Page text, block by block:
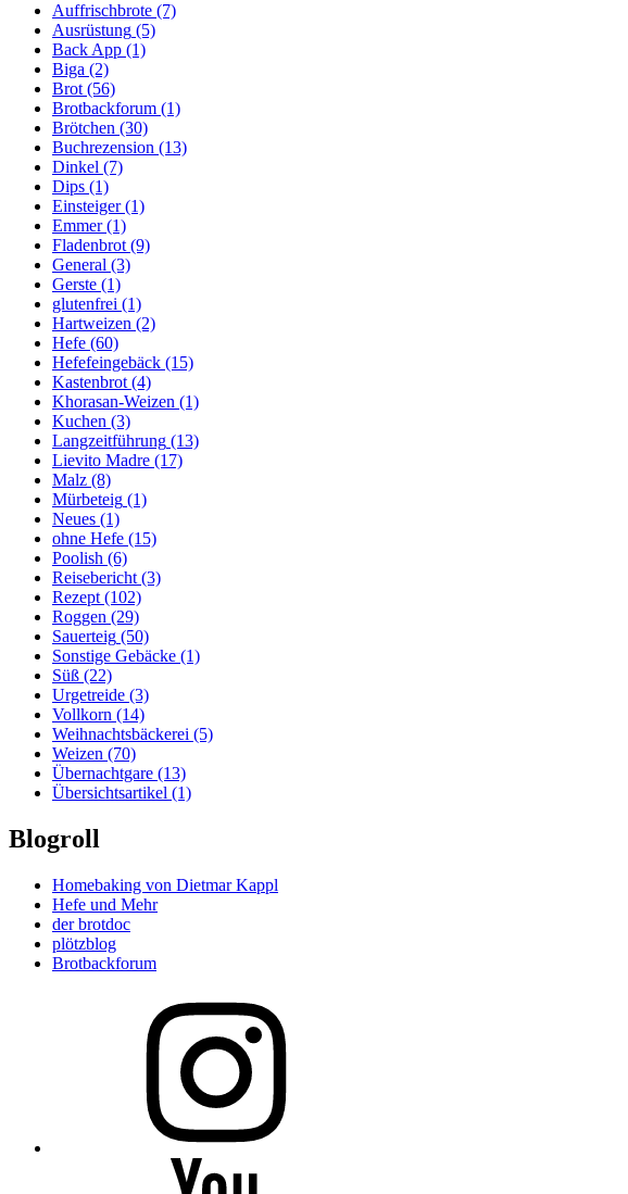
Auffrischbrote (7)
Ausrüstung (5)
Back App (1)
Biga (2)
Brot (56)
Brotbackforum (1)
Brötchen (30)
Buchrezension (13)
Dinkel (7)
Dips (1)
Einsteiger(1)
Emmer(1)
Fladenbrot (9)
General (3)
Gerste (1)
glutenfrei (1)
Hartweizen (2)
Hefe (60)
Hefefeingebäck (15)
Kastenbrot (4)
Khorasan-Weizen (1)
Kuchen (3)
Langzeitführung (13)
Lievito Madre (17)
Malz (8)
Mürbeteig (1)
Neues (1)
ohne Hefe (15)
Poolish (6)
Reisebericht (3)
Rezept (102)
Roggen (29)
Sauerteig (50)
Sonstige Gebäcke (1)
Süß (22)
Urgetreide (3)
Vollkorn (14)
Weihnachtsbäckerei (5)
Weizen (70)
Übernachtgare (13)
Übersichtsartikel (1)
Blogroll
Homebaking von Dietmar Kappl
Hefe und Mehr
der brotdoc
plötzblog
Brotbackforum